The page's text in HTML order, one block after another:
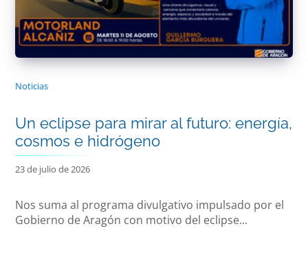
Noticias
Un eclipse para mirar al futuro: energía,
cosmos e hidrógeno
23 de julio de 2026
Nos suma al programa divulgativo impulsado por el
Gobierno de Aragón con motivo del eclipse...